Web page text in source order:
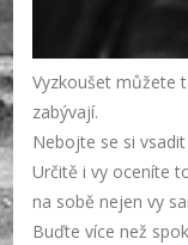
Vyzkoušet můžete
zabývají.
Nebojte se si
Určitě i vy oceníte
na sobě nejen vy
Buďte více než